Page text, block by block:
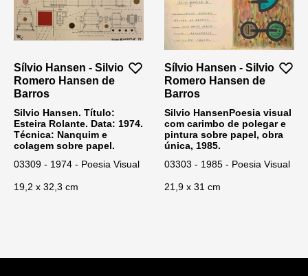
Sílvio Hansen - Silvio
Romero Hansen de
Barros
Silvio Hansen. Título:
Esteira Rolante. Data: 1974.
Técnica: Nanquim e
colagem sobre papel.
03309 - 1974 - Poesia Visual
19,2 x 32,3 cm
Sílvio Hansen - Silvio
Romero Hansen de
Barros
Silvio HansenPoesia visual
com carimbo de polegar e
pintura sobre papel, obra
única, 1985.
03303 - 1985 - Poesia Visual
21,9 x 31 cm